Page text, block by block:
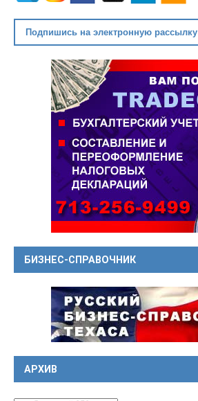
Подпишись на электронную рассылку
БИЗНЕС-СПРАВОЧНИК
АРХИВ